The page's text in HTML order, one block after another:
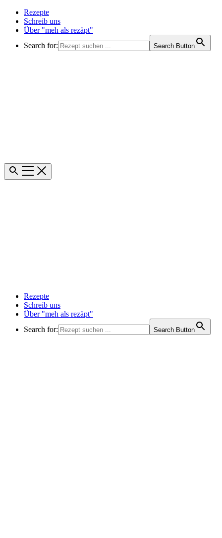
Rezepte
Schreib uns
Über "meh als rezäpt"
Search for:
Search Button
Rezepte
Schreib uns
Über "meh als rezäpt"
Search for:
Search Button